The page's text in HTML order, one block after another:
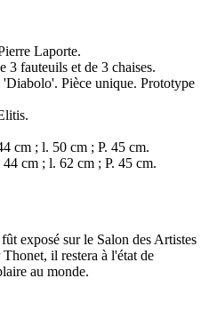
Laporte.
3 fauteuils et de 3 chaises.
Pièce unique. Prototype
cm ; l. 50 cm ; P. 45 cm.
cm ; l. 62 cm ; P. 45 cm.
exposé sur le Salon des Artistes
il restera à l'état de
au monde.